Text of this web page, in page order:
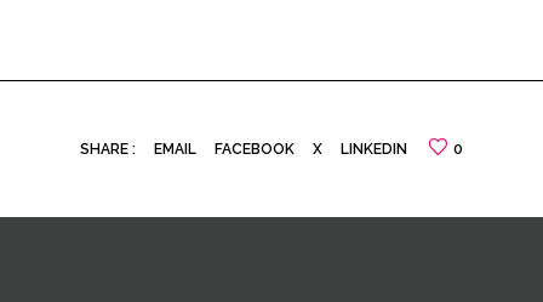
SHARE : EMAIL FACEBOOK X LINKEDIN 0